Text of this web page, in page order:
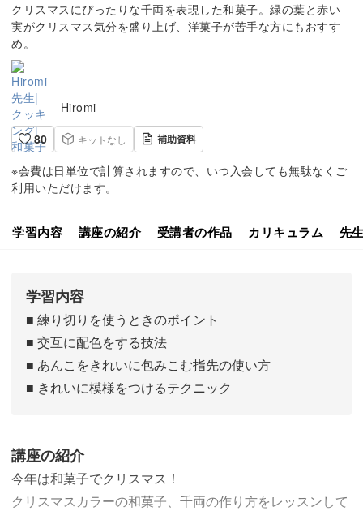
クリスマスにぴったりな千両を表現した和菓子。緑の葉と赤い
実がクリスマス気分を盛り上げ、洋菓子が苦手な方にもおすす
め。
Hiromi
80
キットなし 補助資料
※会費は日単位で計算されますので、いつ入会しても無駄なくご
利用いただけます。
学習内容 講座の紹介 受講者の作品 カリキュラム 先
学習内容
■ 練り切りを使うときのポイント
■ 交互に配色をする技法
■ あんこをきれいに包みこむ指先の使い方
■ きれいに模様をつけるテクニック
講座の紹介
今年は和菓子でクリスマス！
クリスマスカラーの和菓子、千両の作り方をレッスンして